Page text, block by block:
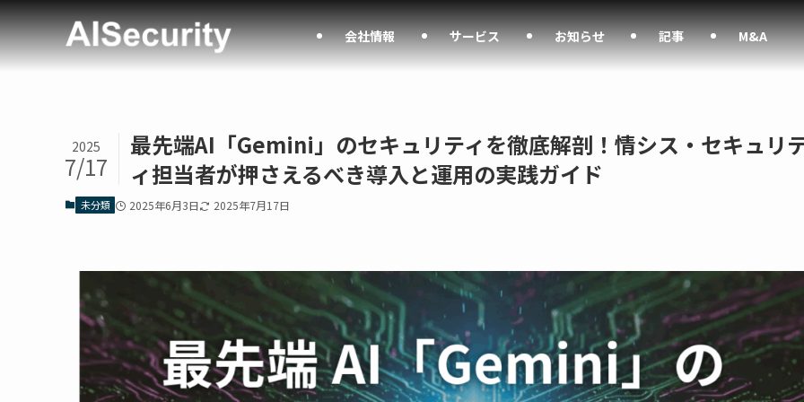
会社情報 サービス お知らせ 記事 M&A
最先端AI「Gemini」のセキュリティを徹底解剖！情シス・セキュリ
ィ担当者が押さえるべき導入と運用の実践ガイド
2025
7/17
未分類 2025年6月3日 2025年7月17日